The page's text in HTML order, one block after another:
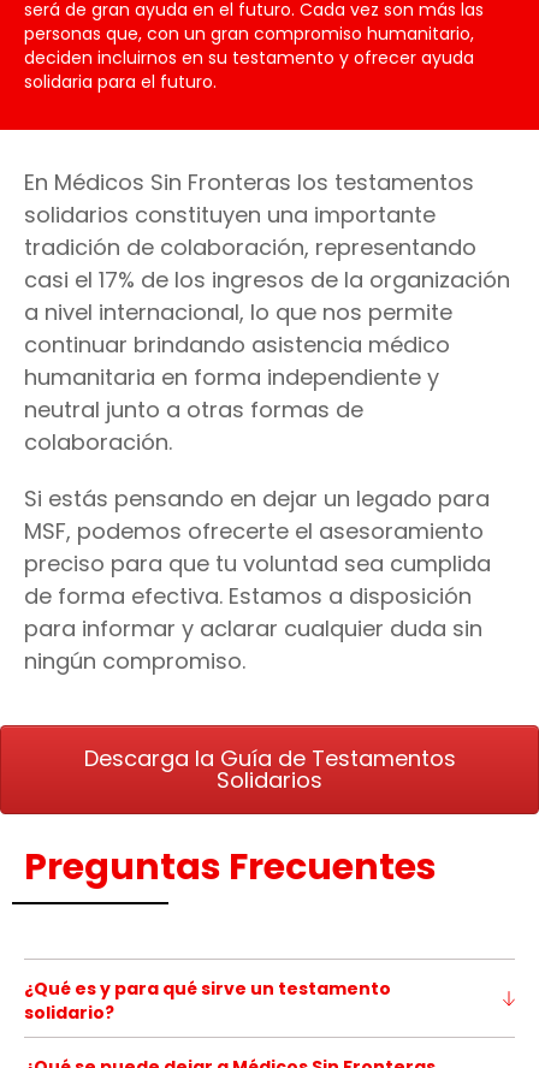
será de gran ayuda en el futuro. Cada vez son más las
personas que, con un gran compromiso humanitario,
deciden incluirnos en su testamento y ofrecer ayuda
solidaria para el futuro.
En Médicos Sin Fronteras los testamentos
solidarios constituyen una importante
tradición de colaboración, representando
casi el 17% de los ingresos de la organización
a nivel internacional, lo que nos permite
continuar brindando asistencia médico
humanitaria en forma independiente y
neutral junto a otras formas de
colaboración.
Si estás pensando en dejar un legado para
MSF, podemos ofrecerte el asesoramiento
preciso para que tu voluntad sea cumplida
de forma efectiva. Estamos a disposición
para informar y aclarar cualquier duda sin
ningún compromiso.
Descarga la Guía de Testamentos
Solidarios
Preguntas Frecuentes
¿Qué es y para qué sirve un testamento
solidario?